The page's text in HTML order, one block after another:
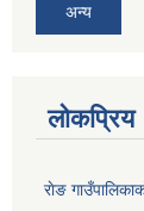
अन्य
लोकप्रिय
राेङ